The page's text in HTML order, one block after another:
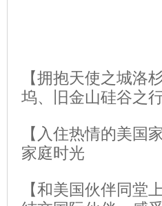
【拥抱天使之城洛
坞、旧金山硅谷之
【入住热情的美国
家庭时光
【和美国伙伴同堂